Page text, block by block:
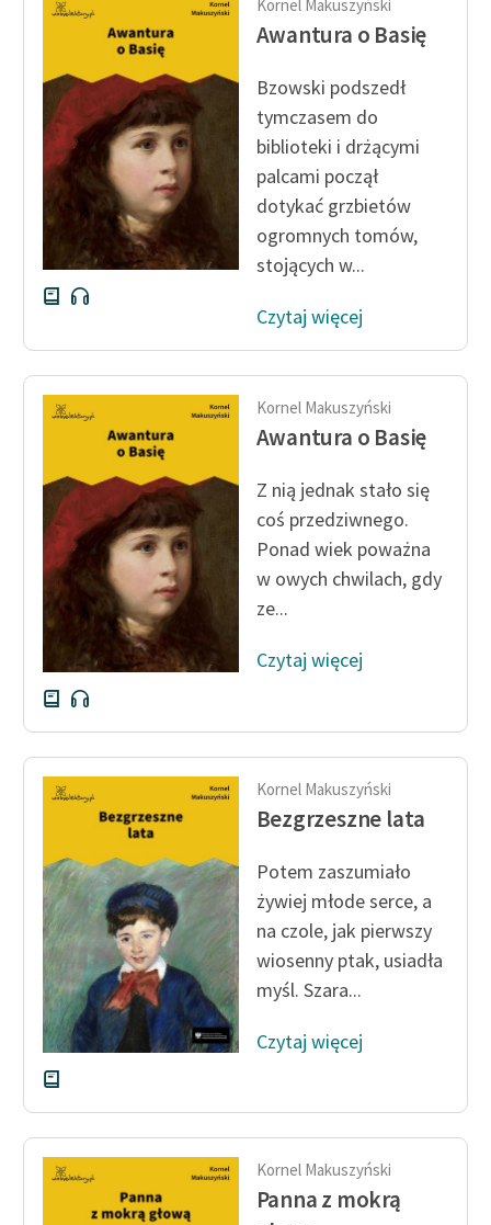
Kornel Makuszyński
Awantura o Basię
Bzowski podszedł
tymczasem do
biblioteki i drżącymi
palcami począł
dotykać grzbietów
ogromnych tomów,
stojących w...
Czytaj więcej
Kornel Makuszyński
Awantura o Basię
Z nią jednak stało się
coś przedziwnego.
Ponad wiek poważna
w owych chwilach, gdy
ze...
Czytaj więcej
Kornel Makuszyński
Bezgrzeszne lata
Potem zaszumiało
żywiej młode serce, a
na czole, jak pierwszy
wiosenny ptak, usiadła
myśl. Szara...
Czytaj więcej
Kornel Makuszyński
Panna z mokrą